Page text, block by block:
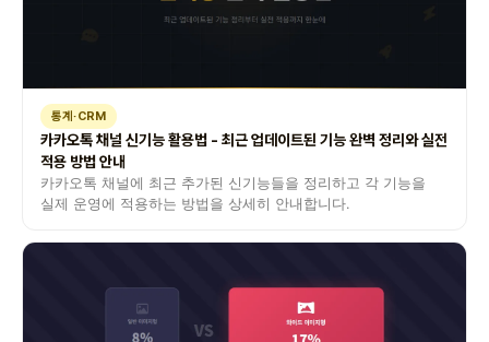
통계·CRM
카카오톡 채널 신기능 활용법 - 최근 업데이트된 기능 완벽 정리와 실전
적용 방법 안내
카카오톡 채널에 최근 추가된 신기능들을 정리하고 각 기능을
실제 운영에 적용하는 방법을 상세히 안내합니다.